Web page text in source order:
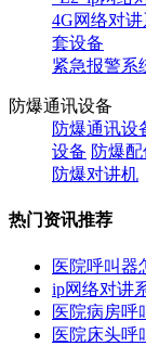
4G网络对
套设备
紧急报警系
防爆通讯设备
防爆通讯设
设备 防爆
防爆对讲机
热门资讯推荐
医院呼叫器
ip网络对讲
医院病房呼
医院床头呼